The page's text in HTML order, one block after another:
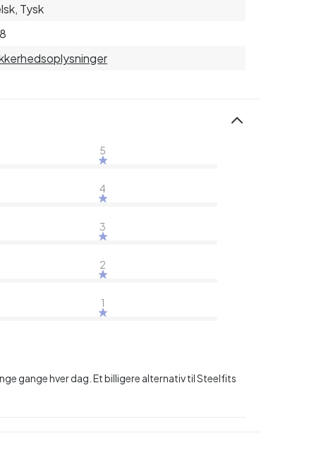
Tysk
5
4
3
2
1
gange hver dag. Et billigere alternativ til Steelfits